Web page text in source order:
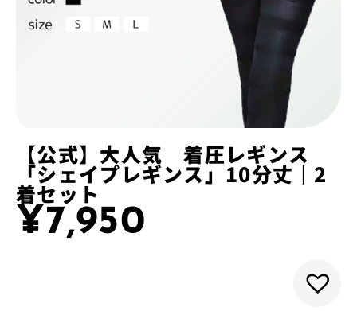
【公式】大人気 着圧レギンス
「シェイプレギンス」10分丈｜2
着セット
¥7,950